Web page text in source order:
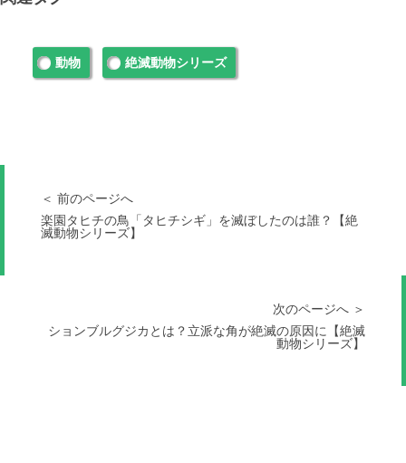
動物 絶滅動物シリーズ
＜ 前のページへ
楽園タヒチの鳥「タヒチシギ」を滅ぼしたのは誰？【絶
滅動物シリーズ】
次のページへ ＞
ションブルグジカとは？立派な角が絶滅の原因に【絶滅
動物シリーズ】